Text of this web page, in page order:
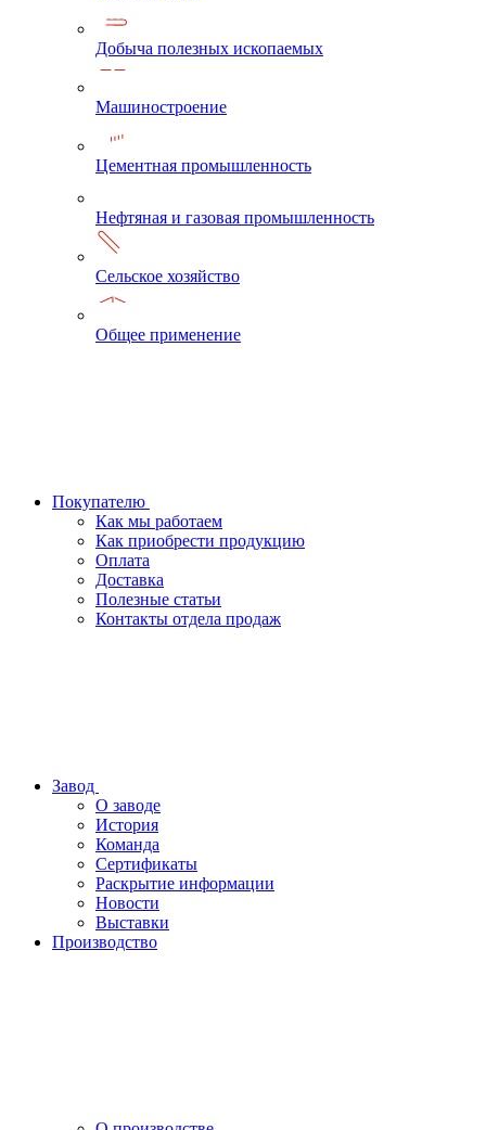
Добыча полезных ископаемых
Машиностроение
Цементная промышленность
Нефтяная и газовая промышленность
Сельское хозяйство
Общее применение
Покупателю
Как мы работаем
Как приобрести продукцию
Оплата
Доставка
Полезные статьи
Контакты отдела продаж
Завод
О заводе
История
Команда
Сертификаты
Раскрытие информации
Новости
Выставки
Производство